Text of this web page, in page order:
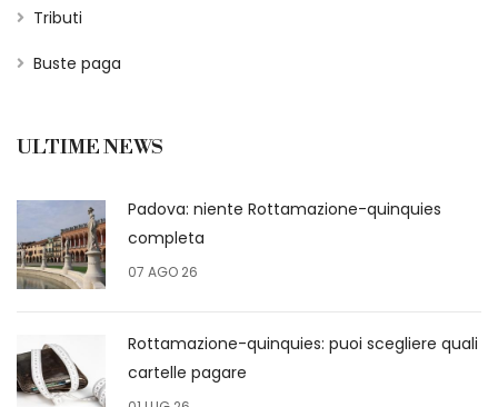
Tributi
Buste paga
ULTIME NEWS
Padova: niente Rottamazione-quinquies
completa
07 AGO 26
Rottamazione-quinquies: puoi scegliere quali
cartelle pagare